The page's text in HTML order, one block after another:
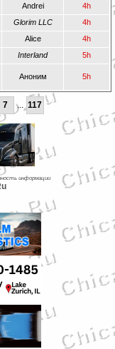
Andrei 4h
Glorim LLC 4h
Alice 4h
Interland 5h
Аноним 5h
7 ... 117
информации